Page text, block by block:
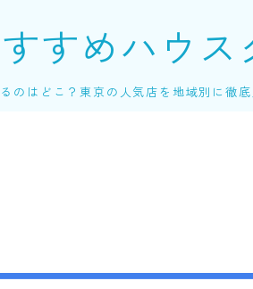
すめハウ
のはどこ？東京の人気店を地域別に徹